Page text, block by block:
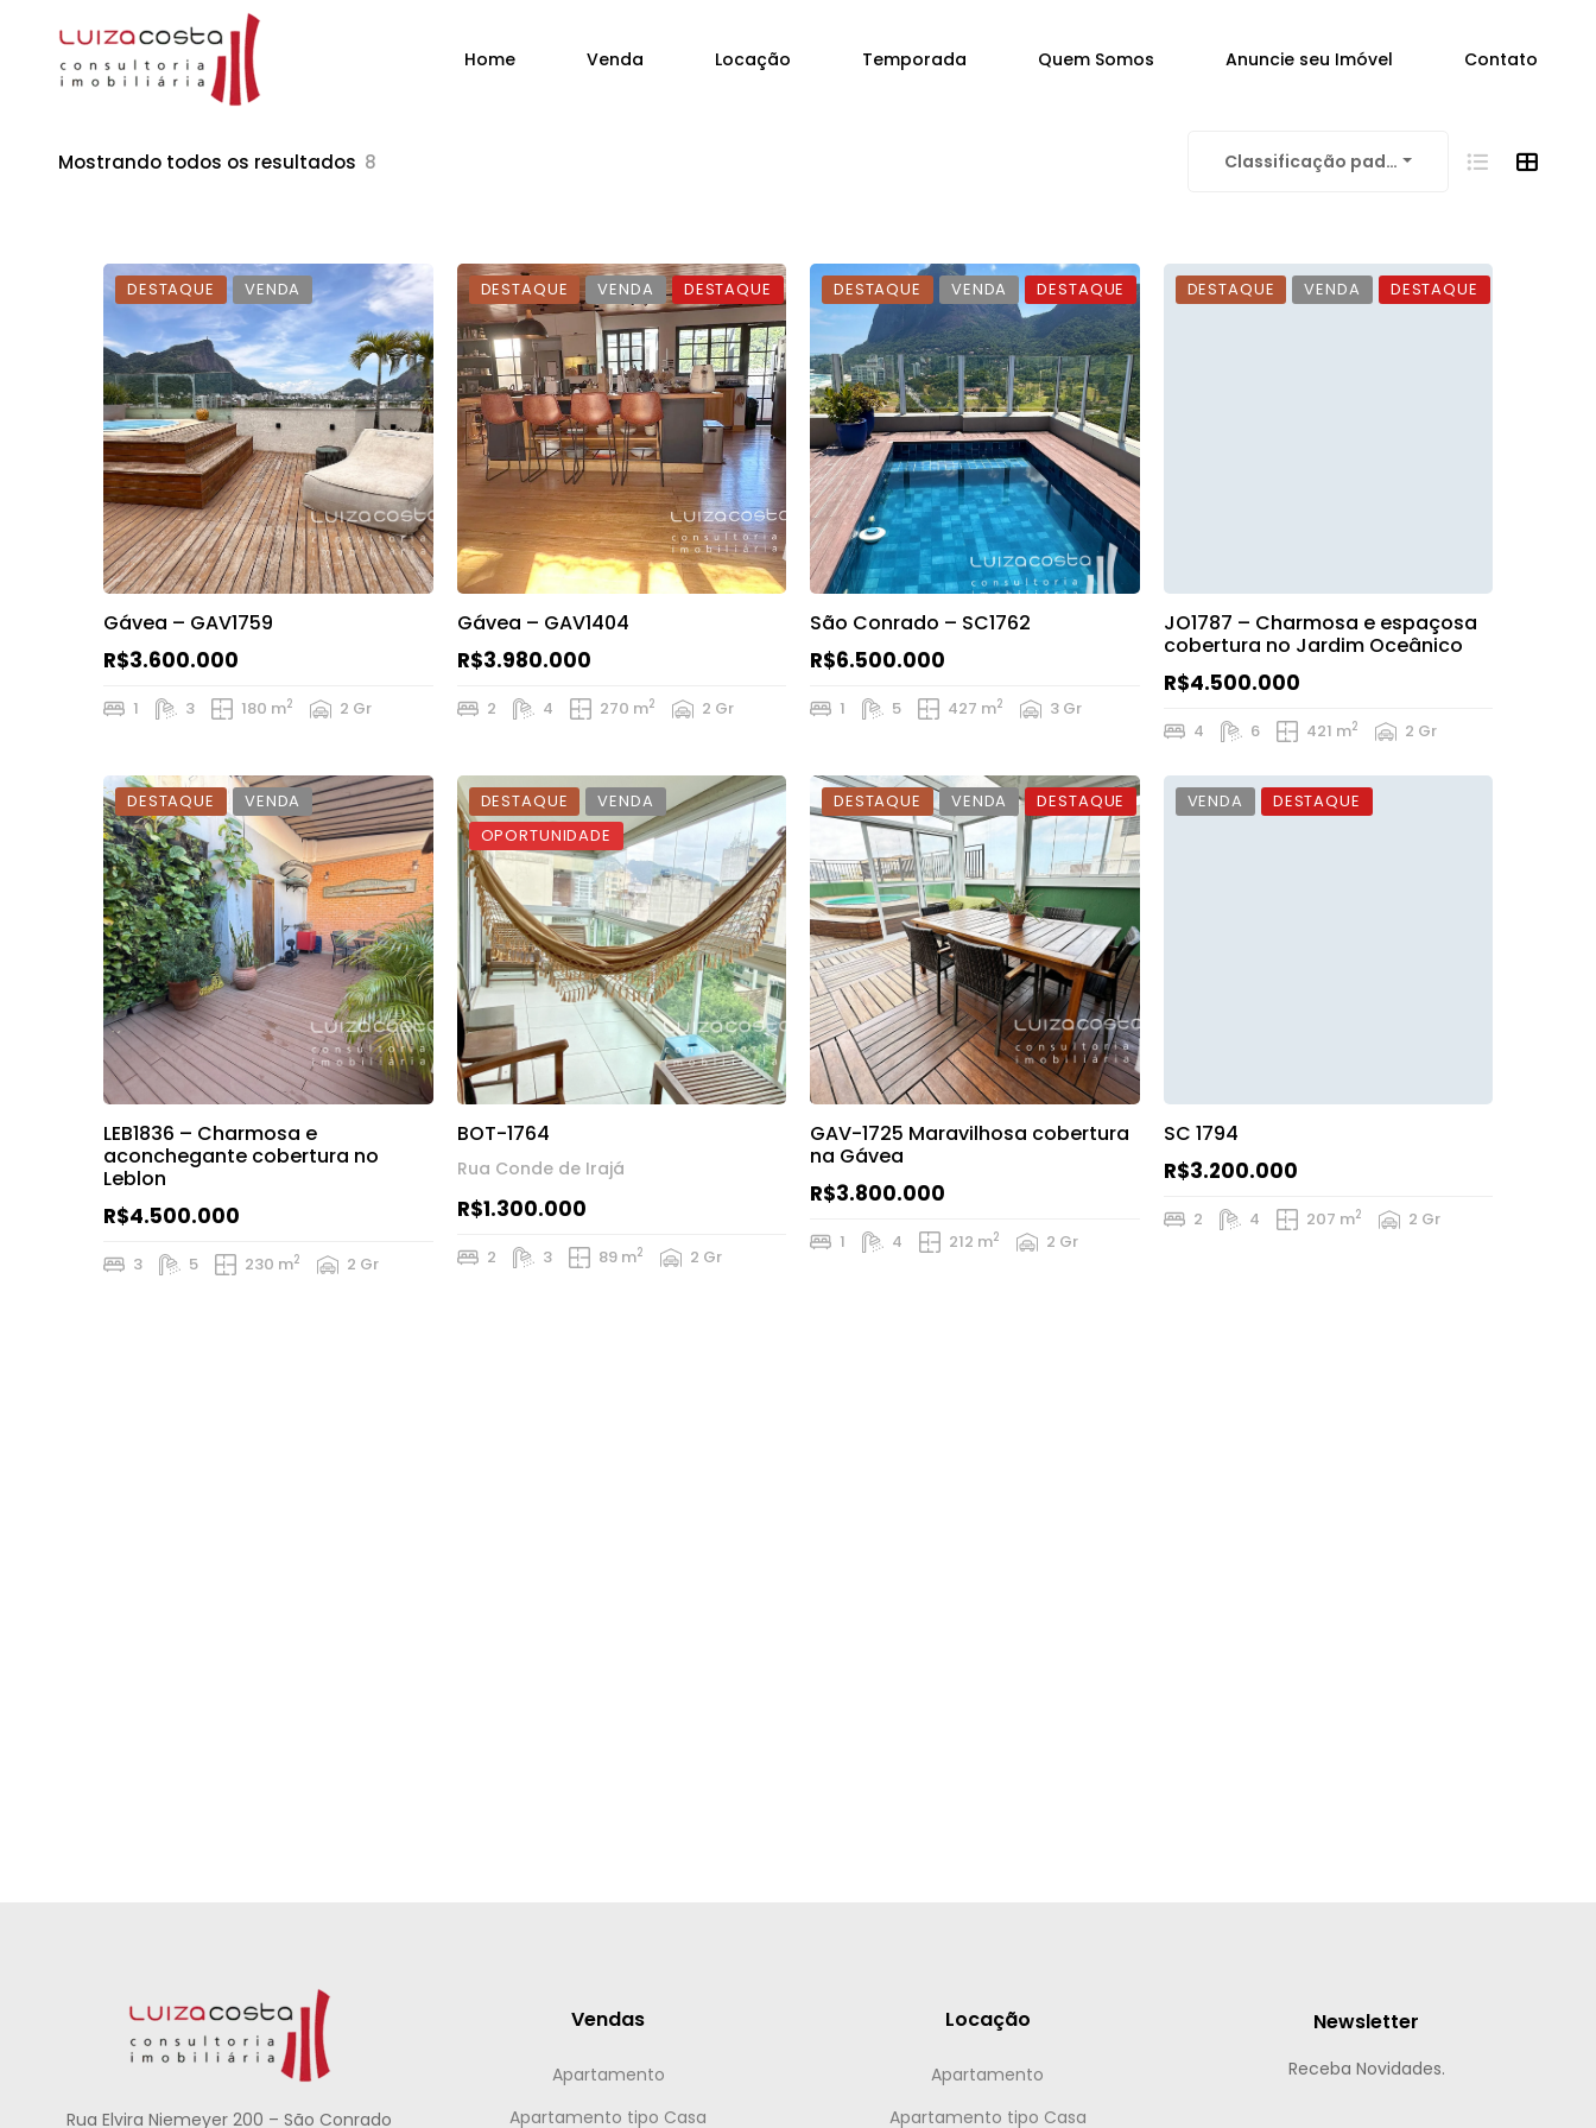
Home Venda Locação Temporada Quem Somos Anuncie seu Imóvel Contato
Mostrando todos os resultados 8 Classificação padrão
DESTAQUE VENDA
Gávea – GAV1759
R$3.600.000
1 3 180 m2 2 Gr
DESTAQUE VENDA DESTAQUE
Gávea – GAV1404
R$3.980.000
2 4 270 m2 2 Gr
DESTAQUE VENDA DESTAQUE
São Conrado – SC1762
R$6.500.000
1 5 427 m2 3 Gr
DESTAQUE VENDA DESTAQUE
JO1787 – Charmosa e espaçosa
cobertura no Jardim Oceânico
R$4.500.000
4 6 421 m2 2 Gr
DESTAQUE VENDA
LEB1836 – Charmosa e
aconchegante cobertura no
Leblon
R$4.500.000
3 5 230 m2 2 Gr
DESTAQUE
VENDA
OPORTUNIDADE
BOT-1764
Rua Conde de Irajá
R$1.300.000
2 3 89 m2 2 Gr
DESTAQUE VENDA DESTAQUE
GAV-1725 Maravilhosa cobertura
na Gávea
R$3.800.000
1 4 212 m2 2 Gr
VENDA DESTAQUE
SC 1794
R$3.200.000
2 4 207 m2 2 Gr
Rua Elvira Niemeyer 200 – São Conrado
Vendas
Apartamento
Apartamento tipo Casa
Locação
Apartamento
Apartamento tipo Casa
Newsletter
Receba Novidades.